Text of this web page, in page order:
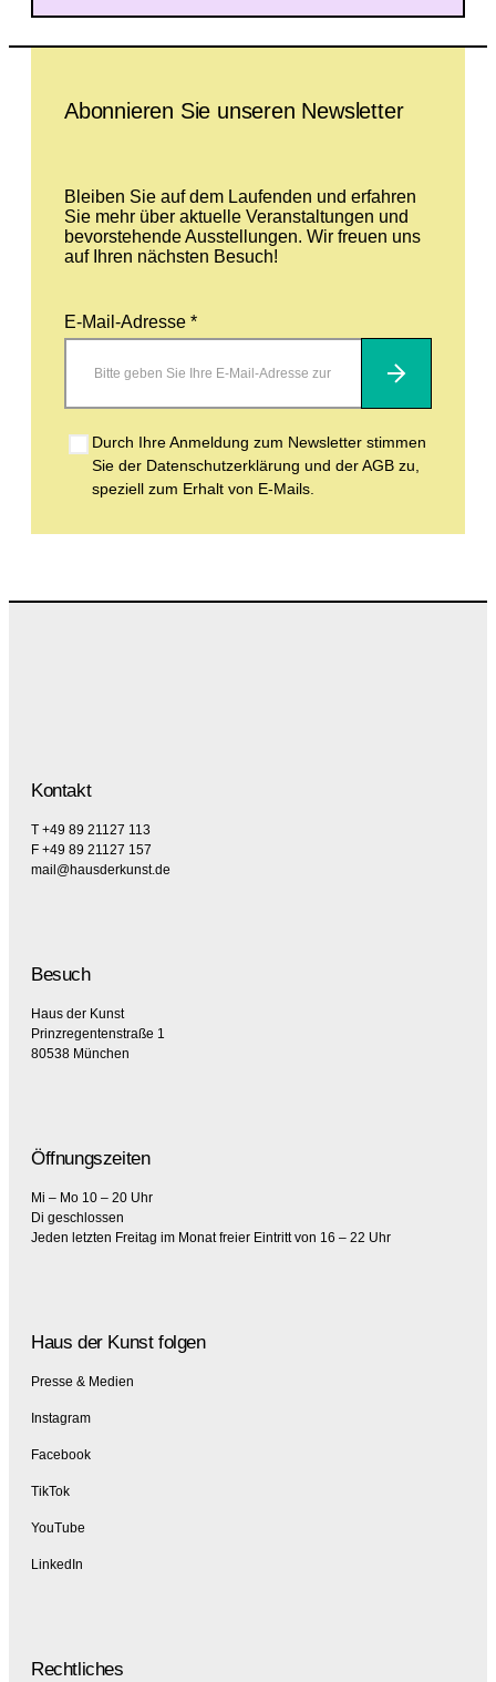
Abonnieren Sie unseren Newsletter
Bleiben Sie auf dem Laufenden und erfahren
Sie mehr über aktuelle Veranstaltungen und
bevorstehende Ausstellungen. Wir freuen uns
auf Ihren nächsten Besuch!
E-Mail-Adresse *
Abonnieren
Durch Ihre Anmeldung zum Newsletter stimmen
Sie der Datenschutzerklärung und der AGB zu,
speziell zum Erhalt von E-Mails.
Kontakt
T +49 89 21127 113
F +49 89 21127 157
mail@hausderkunst.de
Besuch
Haus der Kunst
Prinzregentenstraße 1
80538 München
Öffnungszeiten
Mi – Mo 10 – 20 Uhr
Di geschlossen
Jeden letzten Freitag im Monat freier Eintritt von 16 – 22 Uhr
Haus der Kunst folgen
Presse & Medien
Instagram
Facebook
TikTok
YouTube
LinkedIn
Rechtliches